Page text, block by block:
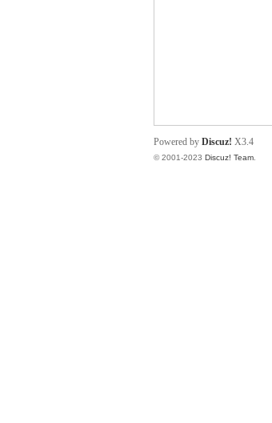
Powered by Discuz! X3.4
© 2001-2023 Discuz! Team